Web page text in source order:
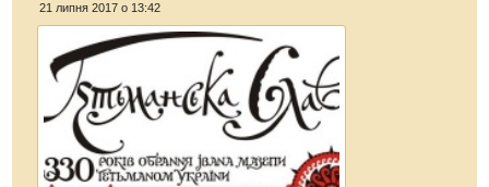
21 липня 2017 о 13:42